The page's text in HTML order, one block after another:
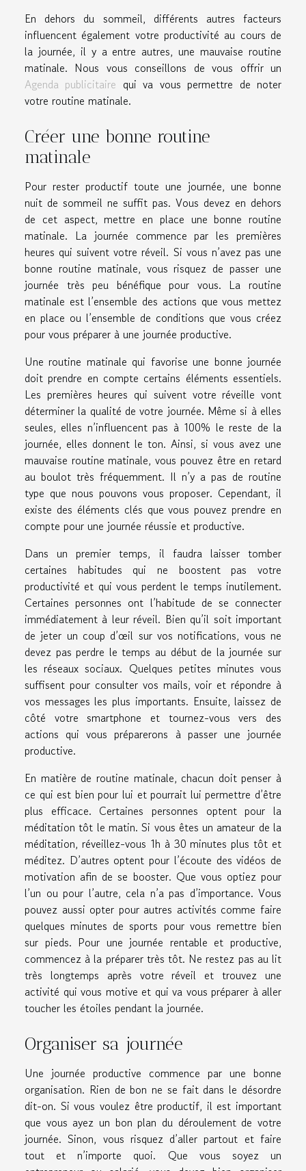
En dehors du sommeil, différents autres facteurs
influencent également votre productivité au cours de
la journée, il y a entre autres, une mauvaise routine
matinale. Nous vous conseillons de vous offrir un
Agenda publicitaire qui va vous permettre de noter
votre routine matinale.
Créer une bonne routine
matinale
Pour rester productif toute une journée, une bonne
nuit de sommeil ne suffit pas. Vous devez en dehors
de cet aspect, mettre en place une bonne routine
matinale. La journée commence par les premières
heures qui suivent votre réveil. Si vous n’avez pas une
bonne routine matinale, vous risquez de passer une
journée très peu bénéfique pour vous. La routine
matinale est l’ensemble des actions que vous mettez
en place ou l’ensemble de conditions que vous créez
pour vous préparer à une journée productive.
Une routine matinale qui favorise une bonne journée
doit prendre en compte certains éléments essentiels.
Les premières heures qui suivent votre réveille vont
déterminer la qualité de votre journée. Même si à elles
seules, elles n’influencent pas à 100% le reste de la
journée, elles donnent le ton. Ainsi, si vous avez une
mauvaise routine matinale, vous pouvez être en retard
au boulot très fréquemment. Il n’y a pas de routine
type que nous pouvons vous proposer. Cependant, il
existe des éléments clés que vous pouvez prendre en
compte pour une journée réussie et productive.
Dans un premier temps, il faudra laisser tomber
certaines habitudes qui ne boostent pas votre
productivité et qui vous perdent le temps inutilement.
Certaines personnes ont l’habitude de se connecter
immédiatement à leur réveil. Bien qu’il soit important
de jeter un coup d’œil sur vos notifications, vous ne
devez pas perdre le temps au début de la journée sur
les réseaux sociaux. Quelques petites minutes vous
suffisent pour consulter vos mails, voir et répondre à
vos messages les plus importants. Ensuite, laissez de
côté votre smartphone et tournez-vous vers des
actions qui vous préparerons à passer une journée
productive.
En matière de routine matinale, chacun doit penser à
ce qui est bien pour lui et pourrait lui permettre d’être
plus efficace. Certaines personnes optent pour la
méditation tôt le matin. Si vous êtes un amateur de la
méditation, réveillez-vous 1h à 30 minutes plus tôt et
méditez. D’autres optent pour l’écoute des vidéos de
motivation afin de se booster. Que vous optiez pour
l’un ou pour l’autre, cela n’a pas d’importance. Vous
pouvez aussi opter pour autres activités comme faire
quelques minutes de sports pour vous remettre bien
sur pieds. Pour une journée rentable et productive,
commencez à la préparer très tôt. Ne restez pas au lit
très longtemps après votre réveil et trouvez une
activité qui vous motive et qui va vous préparer à aller
toucher les étoiles pendant la journée.
Organiser sa journée
Une journée productive commence par une bonne
organisation. Rien de bon ne se fait dans le désordre
dit-on. Si vous voulez être productif, il est important
que vous ayez un bon plan du déroulement de votre
journée. Sinon, vous risquez d’aller partout et faire
tout et n’importe quoi. Que vous soyez un